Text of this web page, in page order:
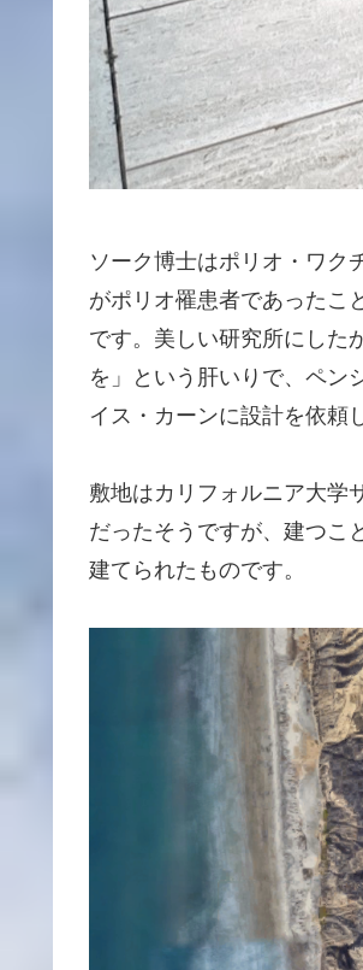
ソーク博士はポリオ・ワク
がポリオ罹患者であったこ
です。美しい研究所にした
を」という肝いりで、ペン
イス・カーンに設計を依頼
敷地はカリフォルニア大学
だったそうですが、建つこ
建てられたものです。